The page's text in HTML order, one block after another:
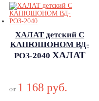
ХАЛАТ детский С
КАПЮШОНОМ ВД-
РОЗ-2040 ХАЛАТ
ВД-РОЗ-2040
от 1 168 руб.